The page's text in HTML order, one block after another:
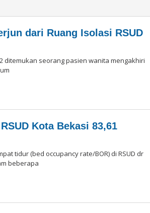
dari Ruang Isolasi RSUD
ditemukan seorang pasien wanita mengakhiri
Kota Bekasi 83,61
tidur (bed occupancy rate/BOR) di RSUD dr
beberapa